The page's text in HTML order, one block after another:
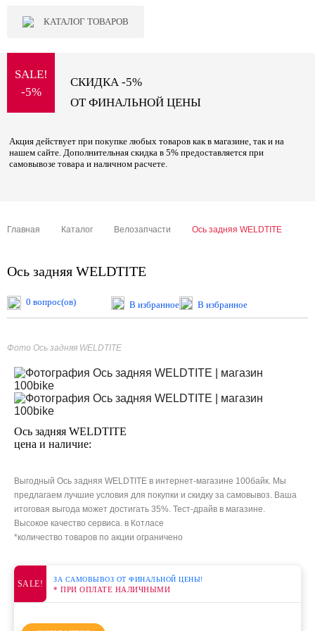
КАТАЛОГ ТОВАРОВ
SALE!
-5%
СКИДКА -5%
ОТ ФИНАЛЬНОЙ ЦЕНЫ
Акция действует при покупке любых товаров как в магазине, так и на
нашем сайте. Дополнительная скидка в 5% предоставляется при
самовывозе товара и наличном расчете.
Главная Каталог Велозапчасти Ось задняя WELDTITE
Ось задняя WELDTITE
0 вопрос(ов) В избранное В избранное
Фото Ось задняя WELDTITE
Ось задняя WELDTITE
цена и наличие:
Выгодный Ось задняя WELDTITE в интернет-магазине 100байк. Мы
предлагаем лучшие условия для покупки и скидку за самовывоз. Ваша
итоговая выгода может достигать 35%. Тест-драйв в магазине.
Высокое качество сервиса. в Котласе
*количество товаров по акции ограничено
SALE! ЗА САМОВЫВОЗ ОТ ФИНАЛЬНОЙ ЦЕНЫ!
* ПРИ ОПЛАТЕ НАЛИЧНЫМИ